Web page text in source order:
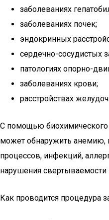
заболеваниях
заболеваниях почек;
эндокринных
сердечно-сосудистых
патологиях опорно-
заболеваниях крови;
расстройствах
С помощью биохимического
может обнаружить анемию,
процессов, инфекций,
нарушения свертываемости
Как проводится процедура